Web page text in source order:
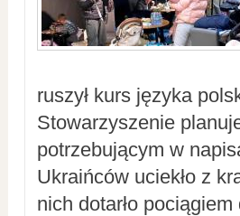
ruszył kurs języka
Stowarzyszenie
potrzebującym w
Ukraińców uciekło z
nich dotarło